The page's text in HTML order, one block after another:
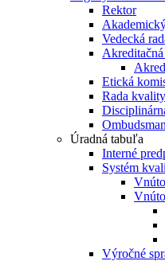
Rektor
Vedecká
Akreditačná
Etická
Rada kvality
Úradná tabuľa
Interné
Systém
Výročné